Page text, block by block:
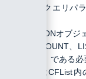
ソッドのクエリパ
応答はJSONオブジ
TYPE、COUNT、
は「cflist」である
COUNTはCFList